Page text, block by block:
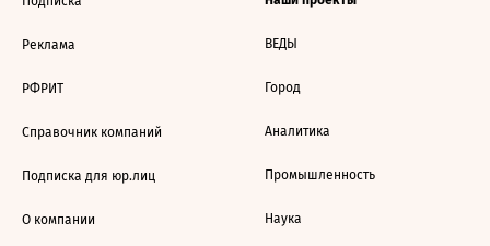
Реклама
РФРИТ
Справочник компаний
Подписка для юр.лиц
О компании
ВЕДЫ
Город
Аналитика
Промышленность
Наука